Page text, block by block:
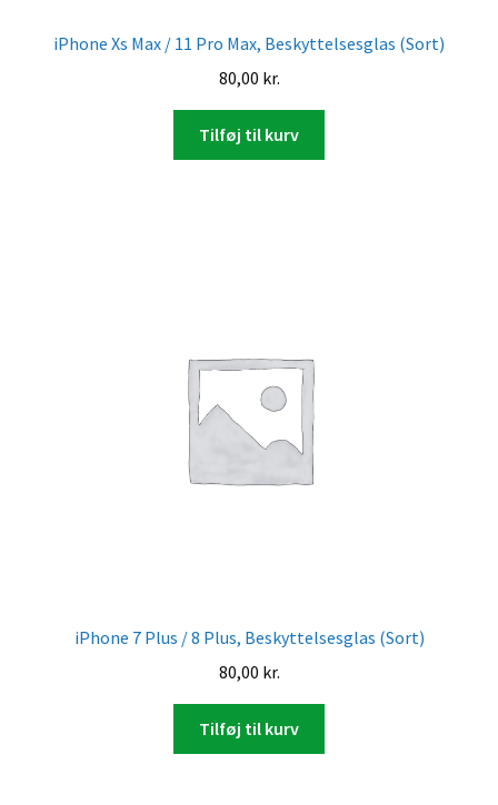
iPhone Xs Max / 11 Pro Max, Beskyttelsesglas (Sort)
80,00 kr.
Tilføj til kurv
iPhone 7 Plus / 8 Plus, Beskyttelsesglas (Sort)
80,00 kr.
Tilføj til kurv